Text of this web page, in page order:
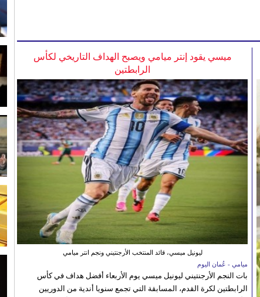
ميسي يقود إنتر ميامي ويصبح الهداف التاريخي لكأس
الرابطتين
ليونيل ميسي، قائد المنتخب الأرجنتيني ونجم انتر ميامي
ميامي - عُمان اليوم
بات النجم الأرجنتيني ليونيل ميسي يوم الأربعاء أفضل هداف في كأس
الرابطتين لكرة القدم، المسابقة التي تجمع سنويا أندية من الدوريين